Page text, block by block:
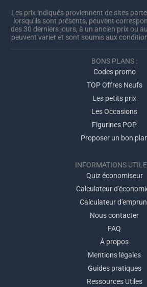
Les prix indiqués proviennent de sites
lorsqu'ils sont présents, peuvent
des 30 derniers jours, à un ancien prix ou
peuvent varier et sont soumis aux
BONS PLANS :
Codes promo
TOP Offres Neufs
Les petits prix
Les Occasions
Figurines POP
Proposer un bon
INFORMATIONS
Quiz économiseur
Calculateur
Calculateur
Nous contacter
FAQ
À propos
Mentions légales
Guides pratiques
Ressources Utiles